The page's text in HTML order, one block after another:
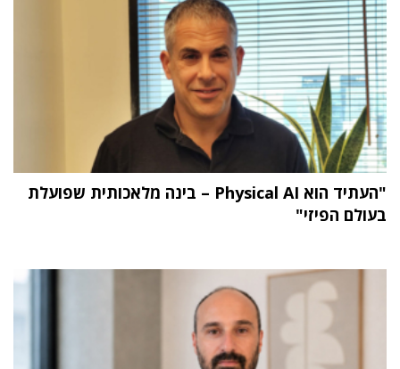
"העתיד הוא Physical AI – בינה מלאכותית שפועלת
בעולם הפיזי"